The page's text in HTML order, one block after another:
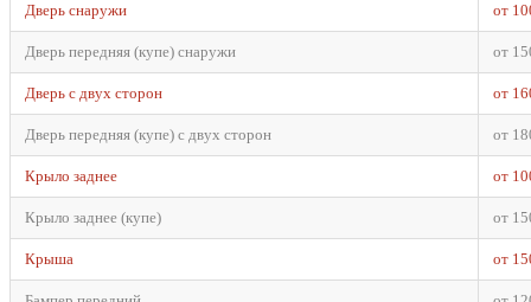
Дверь снаружи от
Дверь передняя (купе) снаружи от
Дверь с двух сторон от
Дверь передняя (купе) с двух сторон от
Крыло заднее от
Крыло заднее (купе) от
Крыша от